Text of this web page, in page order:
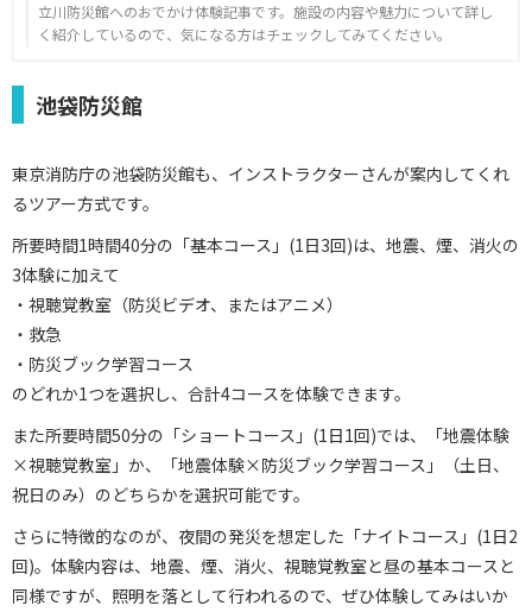
立川防災館へのおでかけ体験記事です。施設の内容や魅力について詳し
く紹介しているので、気になる方はチェックしてみてください。
池袋防災館
東京消防庁の池袋防災館も、インストラクターさんが案内してくれ
るツアー方式です。
所要時間1時間40分の「基本コース」(1日3回)は、地震、煙、消火の
3体験に加えて
・視聴覚教室（防災ビデオ、またはアニメ）
・救急
・防災ブック学習コース
のどれか1つを選択し、合計4コースを体験できます。
また所要時間50分の「ショートコース」(1日1回)では、「地震体験
×視聴覚教室」か、「地震体験×防災ブック学習コース」（土日、
祝日のみ）のどちらかを選択可能です。
さらに特徴的なのが、夜間の発災を想定した「ナイトコース」(1日2
回)。体験内容は、地震、煙、消火、視聴覚教室と昼の基本コースと
同様ですが、照明を落として行われるので、ぜひ体験してみはいか